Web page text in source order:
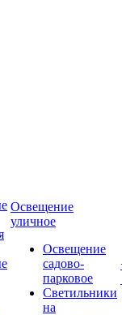
Освещение
уличное
Освещение
садово-
парковое
Светильники
на